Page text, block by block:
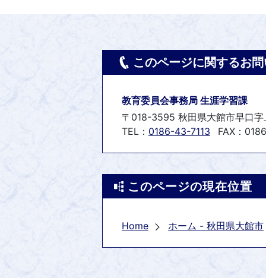
このページに関するお
教育委員会事務局 生涯学習課
〒018-3595 秋田県大館市早口字
TEL： 0186-43-7113 FAX：
このページの現在位置
Home ホーム - 秋田県大館市